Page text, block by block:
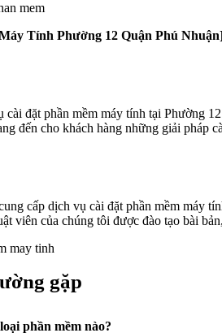
Tính Phường 12 Quận Phú
cài đặt phần mềm máy tính tại Phường
đến cho khách hàng những giải pháp
cấp dịch vụ cài đặt phần mềm máy
viên của chúng tôi được đào tạo bài
gặp
phần mềm nào?